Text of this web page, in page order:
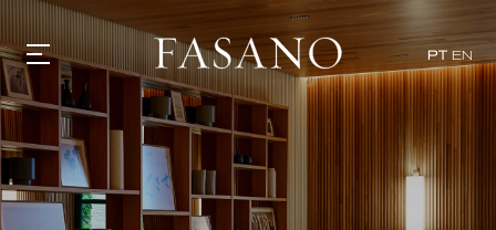
PT EN
GASTRONOMIA
HOTÉIS
EXPERIÊNCIAS
EVENTOS